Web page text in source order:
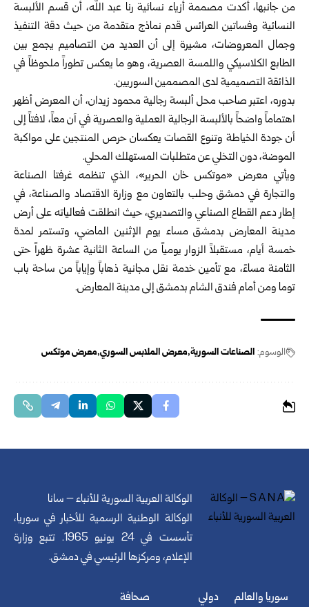
من جانبها، أكدت مصممة أزياء نسائية رنا عبد الله، أن قسم الألبسة
النسائية وفساتين العرائس قدم نماذج متقدمة من حيث دقة التنفيذ
وجمال المعروضات، مشيرة إلى أن العديد من التصاميم يجمع بين
الطابع الكلاسيكي واللمسة العصرية، وهو ما يعكس تطوراً ملحوظاً في
الذائقة التصميمية لدى المصممين السوريين.
بدوره، اعتبر صاحب محل ألبسة رجالية محمود زيدان، أن المعرض أظهر
اهتماماً واضحاً بالألبسة الرجالية العملية والعصرية في آن معاً، لافتاً إلى
أن جودة الخياطة وتنوع القصات يعكسان حرص المنتجين على مواكبة
الموضة، دون التخلي عن متطلبات المستهلك المحلي.
ويأتي معرض «موتكس خان الحرير»، الذي تنظمه غرفتا الصناعة
والتجارة في دمشقوحلب بالتعاون مع وزارة الاقتصاد والصناعة، في
إطار دعم القطاع الصناعي والتصديري، حيث انطلقت فعالياته على أرض
مدينة المعارض بدمشق مساء يوم الإثنين الماضي، وتستمر لمدة
خمسة أيام، مستقبلاً الزوار يومياً من الساعة الثانية عشرة ظهراً حتى
الثامنة مساءً، مع تأمين خدمة نقل مجانية ذهاباً وإياباً من ساحة باب
توما ومن أمام فندق الشام بدمشق إلى مدينة المعارض.
الوسوم: الصناعات السورية معرض الملابس السوري معرض موتكس
الوكالة العربية السورية للأنباء – سانا
الوكالة الوطنية الرسمية للأخبار في سوريا،
تأسست في 24 يونيو 1965. تتبع وزارة
الإعلام، ومركزها الرئيسي في دمشق.
سوريا والعالم دولي صحافة